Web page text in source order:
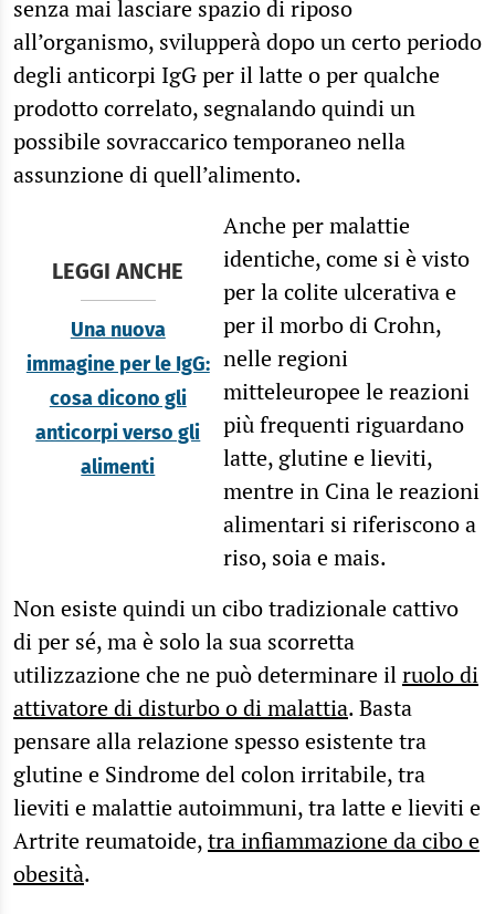
senza mai lasciare spazio di riposo
all’organismo, svilupperà dopo un certo periodo
degli anticorpi IgG per il latte o per qualche
prodotto correlato, segnalando quindi un
possibile sovraccarico temporaneo nella
assunzione di quell’alimento.
LEGGI ANCHE
Una nuova
immagine per le IgG:
cosa dicono gli
anticorpi verso gli
alimenti
Anche per malattie
identiche, come si è visto
per la colite ulcerativa e
per il morbo di Crohn,
nelle regioni
mitteleuropee le reazioni
più frequenti riguardano
latte, glutine e lieviti,
mentre in Cina le reazioni
alimentari si riferiscono a
riso, soia e mais.
Non esiste quindi un cibo tradizionale cattivo
di per sé, ma è solo la sua scorretta
utilizzazione che ne può determinare ilruolo di
attivatore di disturbo o di malattia. Basta
pensare alla relazione spesso esistente tra
glutine e Sindrome del colon irritabile, tra
lieviti e malattie autoimmuni, tra latte e lieviti e
Artrite reumatoide,tra infiammazione da cibo e
obesità.